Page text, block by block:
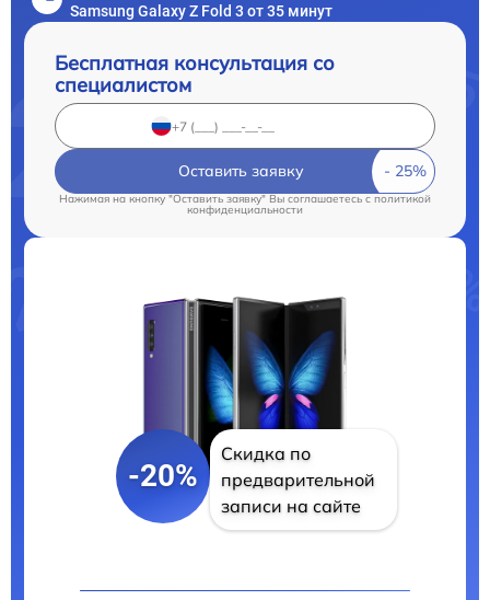
Samsung Galaxy Z Fold 3 от 35 минут
Бесплатная консультация со
специалистом
Оставить заявку
Нажимая на кнопку "Оставить заявку" Вы соглашаетесь c политикой
конфиденциальности
-20%
Скидка по
предварительной
записи на сайте